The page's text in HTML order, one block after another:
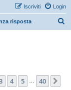
Login
Iscriviti
risposta
di 404 5 40